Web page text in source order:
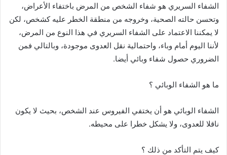
الشفاء السريري هو شفاء الشخص من المرض باختفاء الأعراض،
وتحسن حالته الصحية، وخروجه من منطقة الخطر عليه كشخص، لكن
لا يمكننا الاعتماد على الشفاء السريري في هذا النوع من المرض،
لأننا اليوم أمام وباء، واحتمالية نقل العدوى موجودة، وبالتالي فمن
الضروري حصول شفاء وبائي أيضا.
ما هو الشفاء الوبائي ؟
الشفاء الوبائي هو أن يختفي الفيروس عند الشخص، بحيث لا يكون
ناقلا للعدوى، ولا يشكل خطرا على محيطه.
كيف يتم التأكد من ذلك ؟